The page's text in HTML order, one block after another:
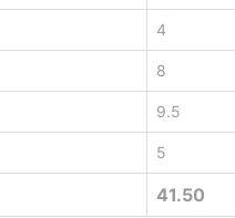
4
8
9.5
5
41.50